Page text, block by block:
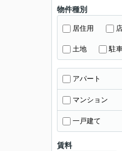
物件種別
居住用
土地 駐
アパート
マンション
一戸建て
賃料